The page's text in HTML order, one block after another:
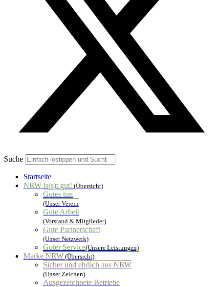
Suche
Startseite
NRW is(s)t gut! (Übersicht)
Gutes tun
(Unser Verein
Gute Arbeit
(Vorstand & Mitglieder)
Gute Partnerschaft
(Unser Netzwerk)
Guter Service(Unsere Leistungen)
Marke NRW (Übersicht)
Sicher und ehrlich aus NRW
(Unser Zeichen)
Ausgezeichnete Betriebe